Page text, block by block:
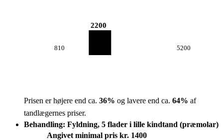
810
2200
5200
Prisen er højere end ca. 36% og lavere end ca. 64% af
tandlægernes priser.
Behandling: Fyldning, 5 flader i lille kindtand (præmolar)
Angivet minimal pris kr. 1400